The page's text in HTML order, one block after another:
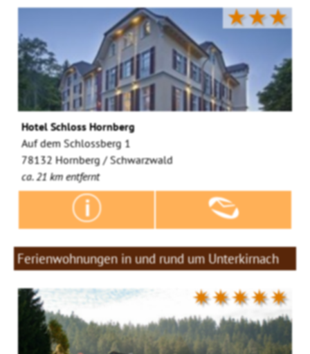
★★★
Hotel Schloss Hornberg
Auf dem Schlossberg 1
78132 Hornberg / Schwarzwald
ca. 21 km entfernt
Ferienwohnungen in und rund um Unterkirnach
✷✷✷✷✷